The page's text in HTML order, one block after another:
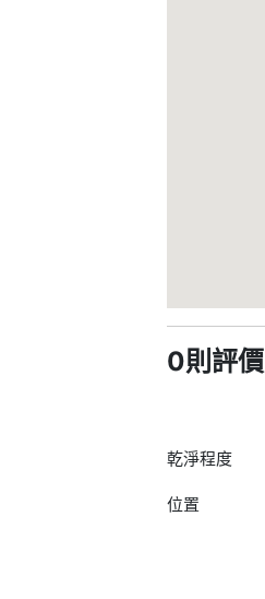
0則評價
乾淨程度
位置